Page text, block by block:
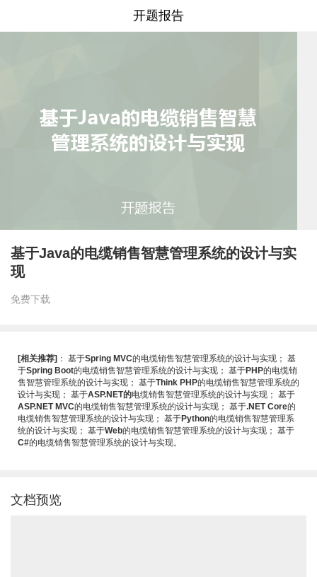
开题报告
基于Java的电缆销售智慧管理系统的设计与实
现
免费下载
[相关推荐] ： 基于Spring MVC的电缆销售智慧管理系统的设计与实现 ； 基
于Spring Boot的电缆销售智慧管理系统的设计与实现 ； 基于PHP的电缆销
售智慧管理系统的设计与实现 ； 基于Think PHP的电缆销售智慧管理系统的
设计与实现 ； 基于ASP.NET的电缆销售智慧管理系统的设计与实现 ； 基于
ASP.NET MVC的电缆销售智慧管理系统的设计与实现 ； 基于.NET Core的
电缆销售智慧管理系统的设计与实现 ； 基于Python的电缆销售智慧管理系
统的设计与实现 ； 基于Web的电缆销售智慧管理系统的设计与实现 ； 基于
C#的电缆销售智慧管理系统的设计与实现。
文档预览